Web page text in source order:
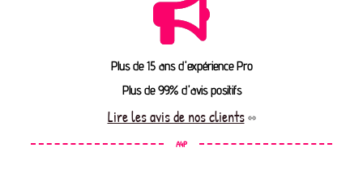
Plus de 15 ans d'expérience Pro
Plus de 99% d'avis positifs
Lire les avis de nos clients
A4P